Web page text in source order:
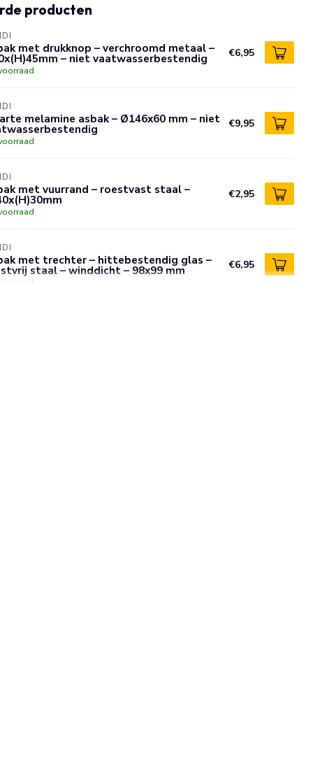
producten
met drukknop – verchroomd metaal –
– niet vaatwasserbestendig €6,95
melamine asbak – Ø146x60 mm – niet €9,95
met vuurrand – roestvast staal – €2,95
met trechter – hittebestendig glas –
staal – winddicht – 98x99 mm €6,95